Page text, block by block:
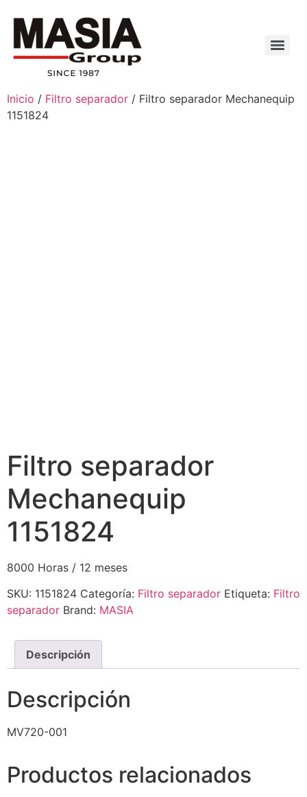
Inicio / Filtro separador / Filtro separador Mechanequip
1151824
Filtro separador
Mechanequip
1151824
8000 Horas / 12 meses
SKU: 1151824 Categoría: Filtro separador Etiqueta: Filtro
separador Brand: MASIA
Descripción
Descripción
MV720-001
Productos relacionados